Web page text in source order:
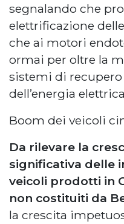
segnalando che
elettrificazione
che ai motori
ormai per oltre la
sistemi di
dell’energia
Boom dei veicoli
Da rilevare la
significativa delle
veicoli prodotti in
non costituiti da
la crescita